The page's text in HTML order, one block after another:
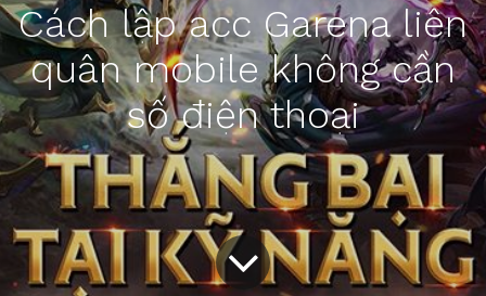
Cách lập acc Garena liên
quân mobile không cần
số điện thoại